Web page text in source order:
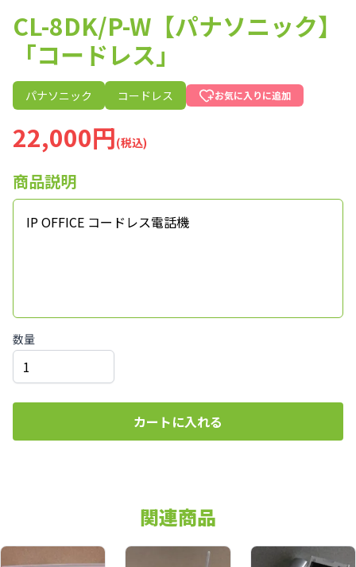
CL-8DK/P-W【パナソニック】
「コードレス」
パナソニック コードレス お気に入りに追加
22,000円(税込)
商品説明
IP OFFICE コードレス電話機
数量
カートに入れる
関連商品